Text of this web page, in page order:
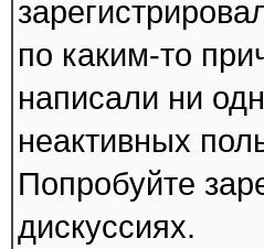
по каким-то
написали ни
неактивных
Попробуйте
дискуссиях.